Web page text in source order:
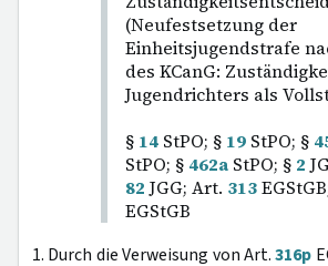
(Neufestsetzung der
Einheitsjugendstrafe
des KCanG:
Jugendrichters als
§ 14 StPO; § 19 StPO; §
StPO; § 462a StPO; § 2
82 JGG; Art. 313
EGStGB
1. Durch die Verweisung von Art.316p